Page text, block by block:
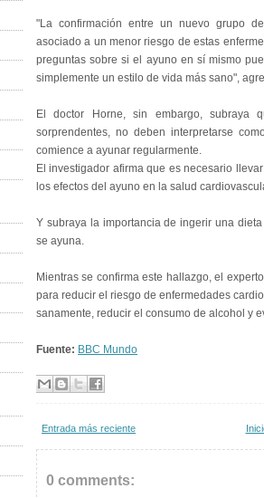
"La confirmación entre un nuevo grupo
asociado a un menor riesgo de estas
preguntas sobre si el ayuno en sí mismo
simplemente un estilo de vida más sano",
El doctor Horne, sin embargo, subraya
sorprendentes, no deben interpretarse
comience a ayunar regularmente.
El investigador afirma que es necesario
los efectos del ayuno en la salud
Y subraya la importancia de ingerir una
se ayuna.
Mientras se confirma este hallazgo, el
para reducir el riesgo de enfermedades
sanamente, reducir el consumo de alcohol y
Fuente: BBC Mundo
Entrada más reciente
0 comments: